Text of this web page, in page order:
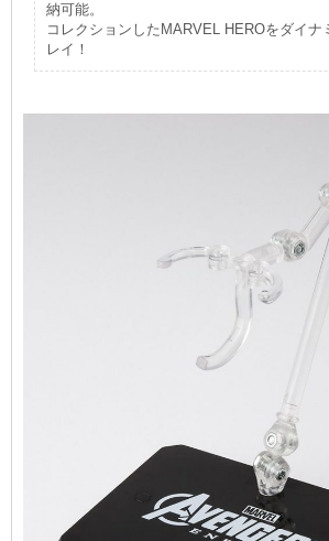
納可能。
コレクションしたMARVEL HEROをダイナ
レイ！